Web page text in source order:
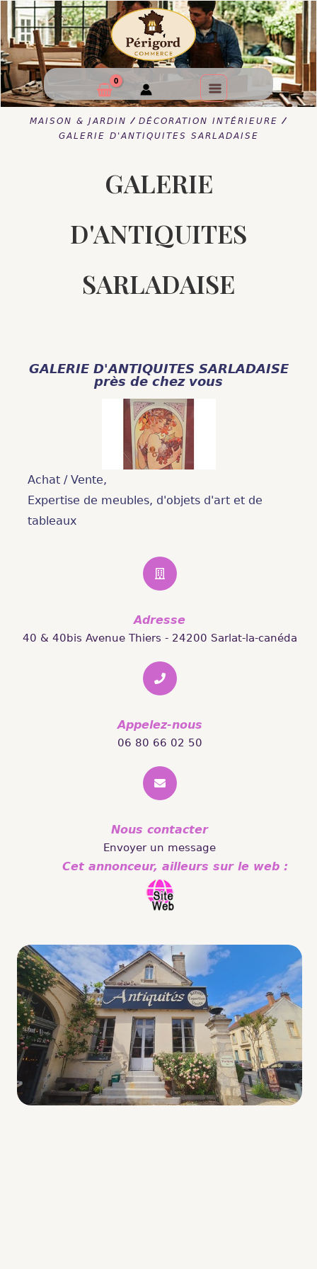
MAISON & JARDIN / DÉCORATION INTÉRIEURE /
GALERIE D'ANTIQUITES SARLADAISE
GALERIE
D'ANTIQUITES
SARLADAISE
GALERIE D'ANTIQUITES SARLADAISE
près de chez vous
Achat / Vente,
Expertise de meubles, d'objets d'art et de
tableaux
Adresse
40 & 40bis Avenue Thiers - 24200 Sarlat-la-canéda
Appelez-nous
06 80 66 02 50
Nous contacter
Envoyer un message
Cet annonceur, ailleurs sur le web :